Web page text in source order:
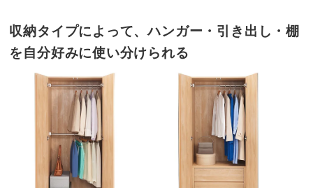
収納タイプによって、ハンガー・引き出し・棚
を自分好みに使い分けられる